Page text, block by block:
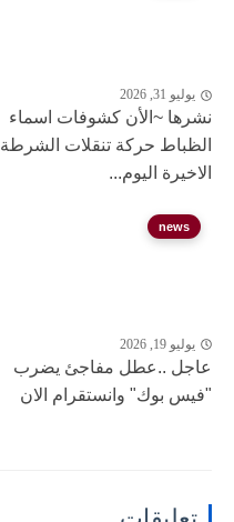
يوليو 31, 2026
نشرها ~الأن كشوفات اسماء
الظباط حركة تنقلات الشرطة
الاخيرة اليوم...
news
يوليو 19, 2026
عاجل ..عطل مفاجئ يضرب
"فيس بوك" وانستقرام الان